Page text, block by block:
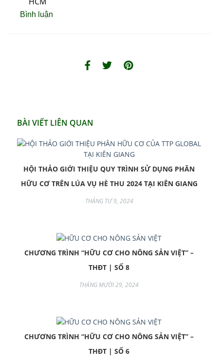
Bình luận
BÀI VIẾT LIÊN QUAN
HỘI THẢO GIỚI THIỆU QUY TRÌNH SỬ DỤNG PHÂN
HỮU CƠ TRÊN LÚA VỤ HÈ THU 2024 TẠI KIÊN GIANG
THÁNG TƯ 9, 2024
CHƯƠNG TRÌNH “HỮU CƠ CHO NÔNG SẢN VIỆT” –
THĐT | SỐ 8
THÁNG MƯỜI 29, 2024
CHƯƠNG TRÌNH “HỮU CƠ CHO NÔNG SẢN VIỆT” –
THĐT | SỐ 6